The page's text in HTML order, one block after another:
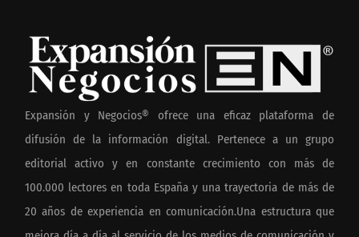
Expansión y Negocios® ofrece una eficaz plataforma de
difusión de la información digital. Pertenece a un grupo
editorial activo y en constante crecimiento con más de
100.000 lectores en toda España y una trayectoria de más de
20 años de experiencia en comunicación.Una estructura que